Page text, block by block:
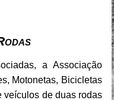
a Associação
Motonetas, Bicicletas
veículos de duas rodas